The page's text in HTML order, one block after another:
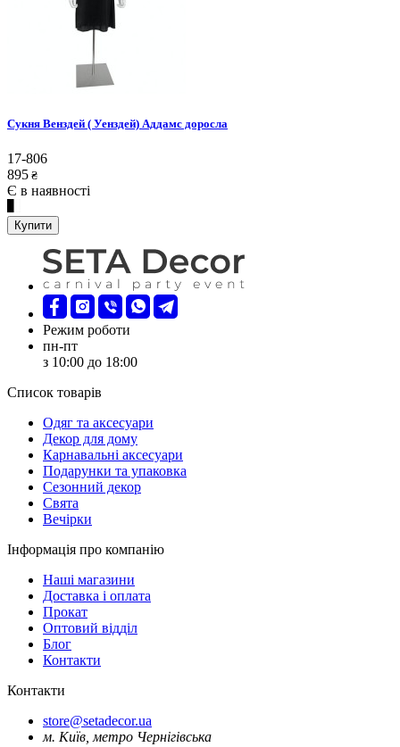
Сукня Венздей ( Уенздей) Аддамс доросла
17-806
895 ₴
Є в наявності
Купити
Режим роботи
пн-пт
з 10:00 до 18:00
Список товарів
Oдяг та аксесуари
Декор для дому
Карнавальні аксесуари
Подарунки та упаковка
Сезонний декор
Свята
Вечірки
Інформація про компанію
Наші магазини
Доставка і оплата
Прокат
Оптовий відділ
Блог
Контакти
Контакти
store@setadecor.ua
м. Київ, метро Чернігівська